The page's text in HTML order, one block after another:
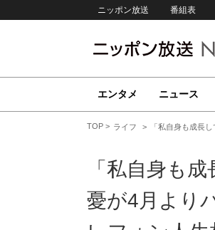
ニッポン放送 番組表
エンタメ ニュース
TOP ライフ 「私自身も成長
「私自身も
憂が4月より